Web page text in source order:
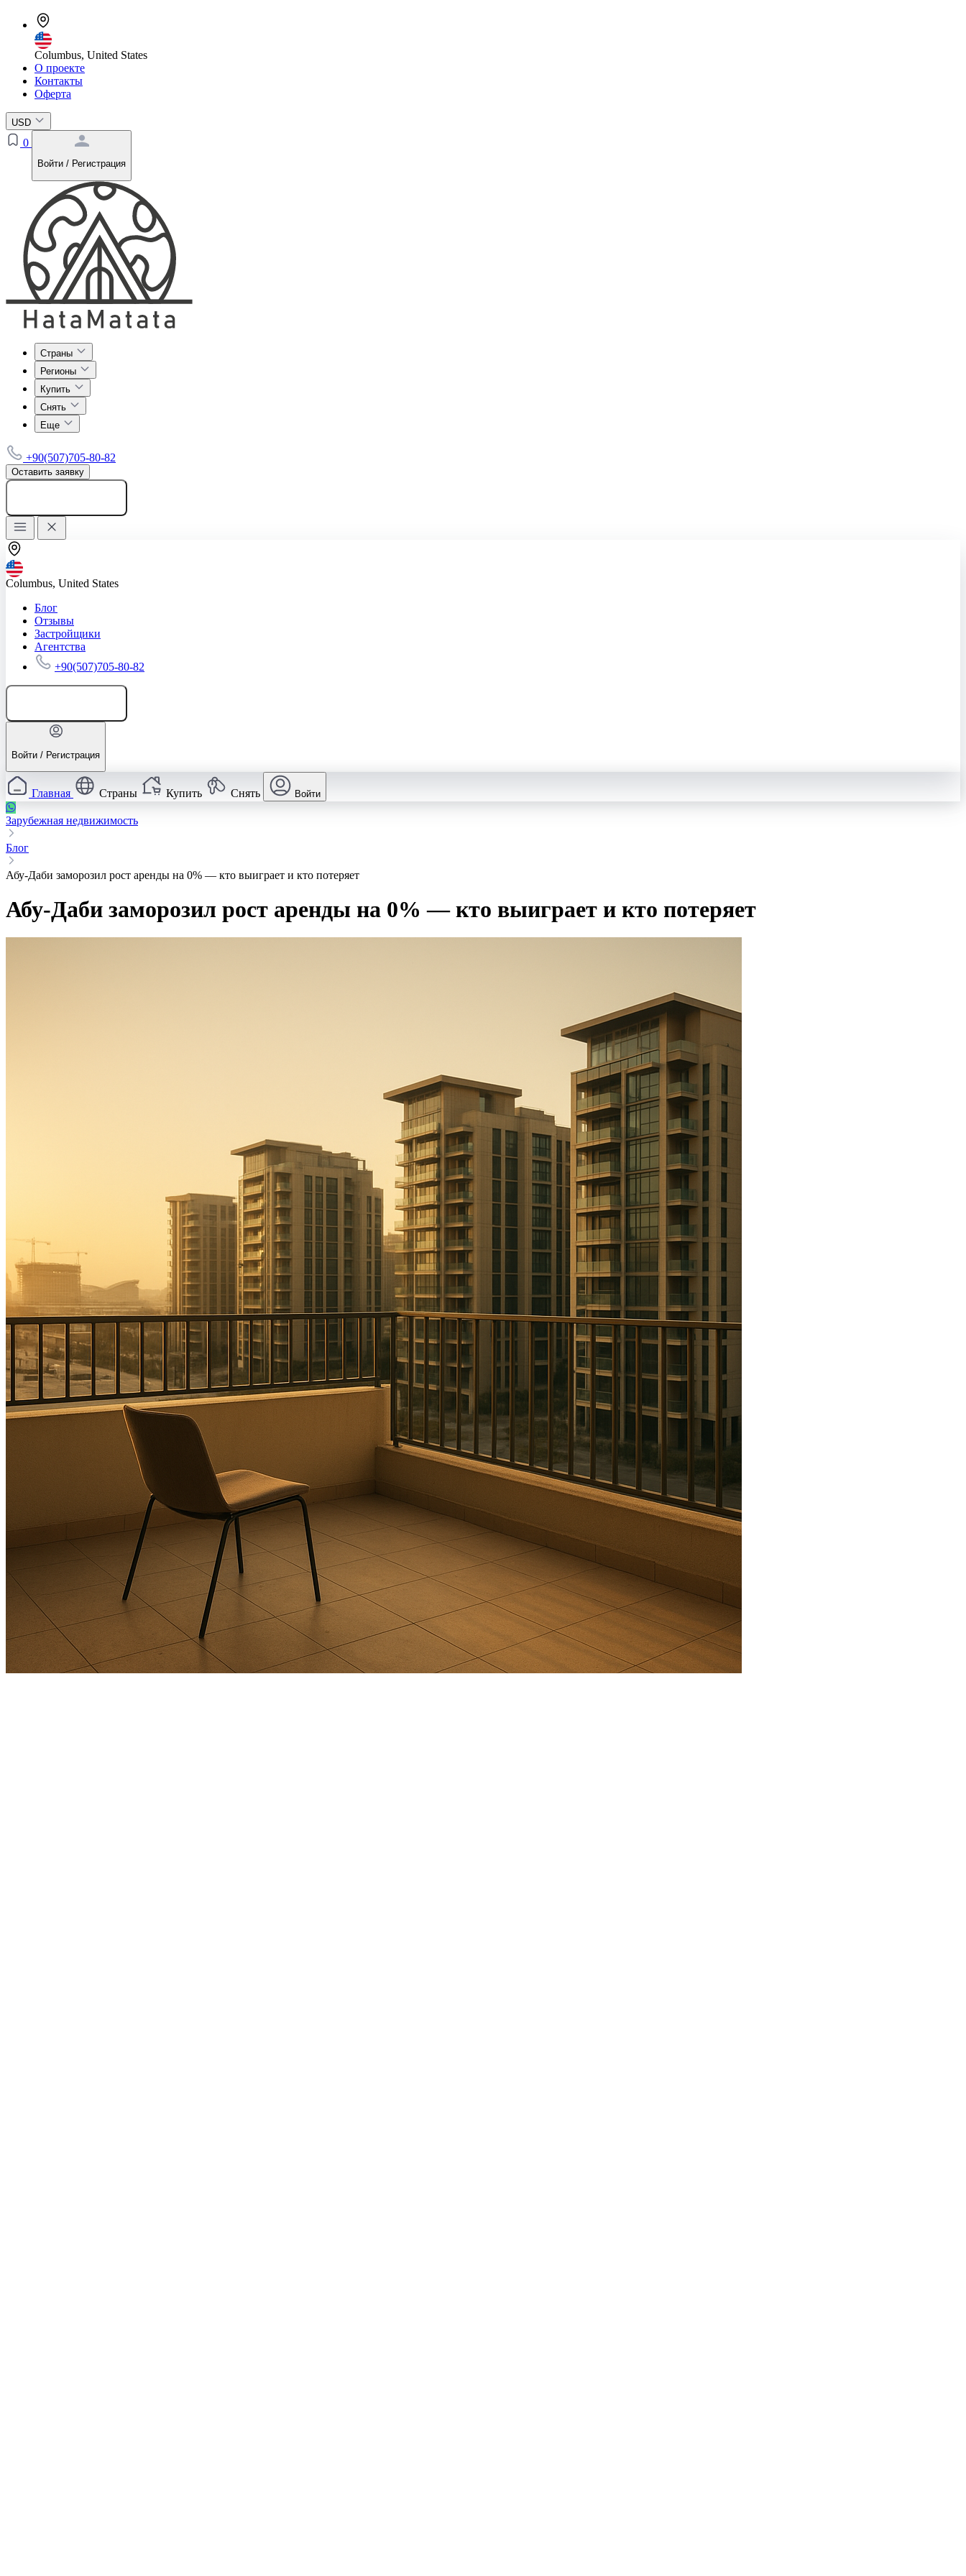
Columbus, United States
О проекте
Контакты
Оферта
USD
0
Войти / Регистрация
Страны
Регионы
Купить
Снять
Еще
+90(507)705-80-82
Оставить заявку
Columbus, United States
Блог
Отзывы
Застройщики
Агентства
+90(507)705-80-82
Войти / Регистрация
Главная Страны Купить Снять Войти
Зарубежная недвижимость
Блог
Абу‑Даби заморозил рост аренды на 0% — кто выиграет и кто потеряет
Абу‑Даби заморозил рост аренды на 0% — кто выиграет и кто потеряет